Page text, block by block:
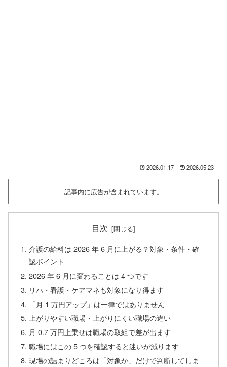
2026.01.17 2026.05.23
記事内に広告が含まれています。
目次
介護の給料は 2026 年 6 月に上がる？対象・条件・確
認ポイント
2026 年 6 月に変わることは 4 つです
リハ・看護・ケアマネも対象になり得ます
「月 1 万円アップ」は一律ではありません
上がりやすい職場・上がりにくい職場の違い
月 0.7 万円上乗せは職場の取組で差が出ます
職場にはこの 5 つを確認すると迷いが減ります
現場の詰まりどころは「対象か」だけで判断してしま